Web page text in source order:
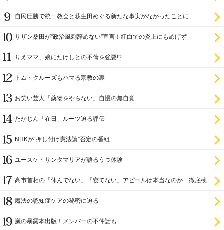
自民圧勝で統一教会と萩生田めぐる新たな事実がなかったことに
サザン桑田が“政治風刺辞めない”宣言！紅白での炎上にもめげず
りえママ、娘にたけしとの不倫を強要!?
トム・クルーズもハマる宗教の裏
お笑い芸人「薬物をやらない」自慢の無自覚
たかじん「在日」ルーツ迫る評伝
NHKが“押し付け憲法論”否定の番組
ユースケ・サンタマリアが語るうつ体験
高市首相の「休んでない」「寝てない」アピールは本当なのか 徹底検
魔法の認知症ケアの秘密に迫る
嵐の暴露本出版！メンバーの不仲話も